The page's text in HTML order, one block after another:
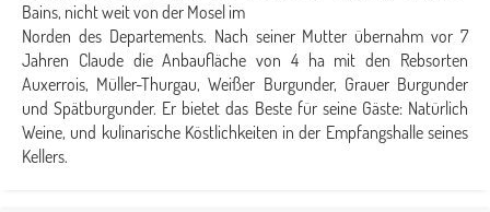
Bains, nicht weit von der Mosel im
Norden des Departements. Nach seiner Mutter übernahm vor 7
Jahren Claude die Anbaufläche von 4 ha mit den Rebsorten
Auxerrois, Müller-Thurgau, Weißer Burgunder, Grauer Burgunder
und Spätburgunder. Er bietet das Beste für seine Gäste: Natürlich
Weine, und kulinarische Köstlichkeiten in der Empfangshalle seines
Kellers.